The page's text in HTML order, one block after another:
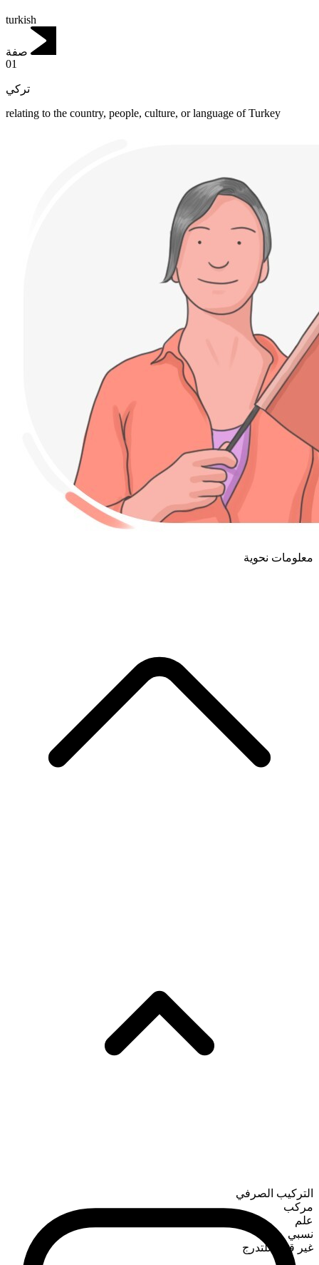
turkish
صفة
01
تركي
relating to the country, people, culture, or language of Turkey
معلومات نحوية
التركيب الصرفي
مركب
علم
نسبي
غير قابل للتدرج